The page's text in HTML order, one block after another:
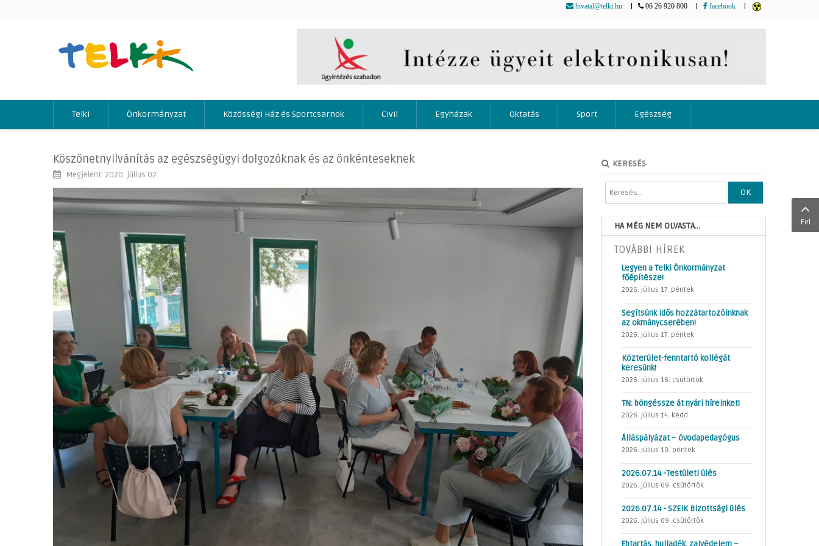
hivatal@telki.hu 06 26 920 800 facebook
Telki Önkormányzat Közösségi Ház és Sportcsarnok Civil Egyházak Oktatás Sport Egészség
Köszönetnyilvánítás az egészségügyi dolgozóknak és az önkénteseknek
Megjelent: 2020. július 02.
KERESÉS
OK
HA MÉG NEM OLVASTA...
TOVÁBBI HÍREK
Legyen a Telki Önkormányzat
főépítésze!
2026. július 17. péntek
Segítsünk idős hozzátartozóinknak
az okmánycserében!
2026. július 17. péntek
Közterület-fenntartó kollégát
keresünk!
2026. július 16. csütörtök
TN: böngéssze át nyári híreinket!
2026. július 14. kedd
Álláspályázat – óvodapedagógus
2026. július 10. péntek
2026.07.14 -Testületi ülés
2026. július 09. csütörtök
2026.07.14 - SZEIK Bizottsági ülés
2026. július 09. csütörtök
Ebtartás, hulladék, zajvédelem –
Fel